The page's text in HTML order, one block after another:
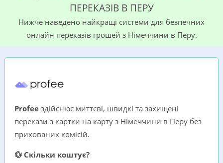
ПЕРЕКАЗІВ В ПЕРУ
Нижче наведено найкращі системи для безпечних
онлайн переказів грошей з Німеччини в Перу.
Profee здійснює миттєві, швидкі та захищені
перекази з картки на карту з Німеччини в Перу без
прихованих комісій.
💱 Скільки коштує?